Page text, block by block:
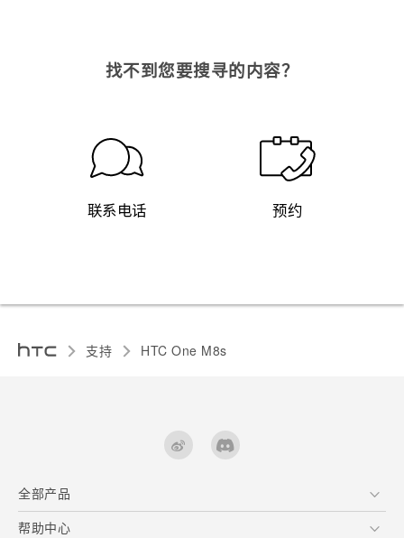
找不到您要搜寻的内容？
联系电话 预约
支持 HTC One M8s‎
全部产品
区块链智能手机
帮助中心